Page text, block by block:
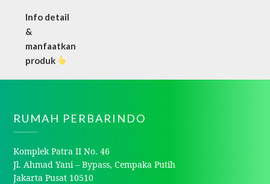
Info detail
&
manfaatkan
produk
RUMAH PERBARINDO
Komplek Patra II No. 46
Jl. Ahmad Yani – Bypass, Cempaka Putih
Jakarta Pusat 10510